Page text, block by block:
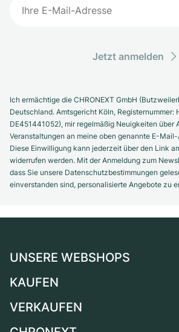
Jetzt anmelden
Ich ermächtige die CHRONEXT GmbH
Deutschland. Amtsgericht Köln, Registernummer:
DE451441052), mir regelmäßig Neuigkeiten über
Veranstaltungen an meine oben genannte E-
Diese Einwilligung kann jederzeit über den Link
widerrufen werden. Mit der Anmeldung zum
dass Sie unsere Datenschutzbestimmungen
einverstanden sind, personalisierte Angebote zu
UNSERE WEBSHOPS
Deutschland
KAUFEN
Alle Luxusuhren
VERKAUFEN